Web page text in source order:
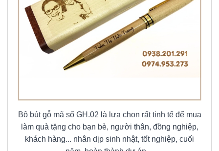
Bộ bút gỗ mã số GH.02 là lựa chọn rất tinh tế để mua
làm quà tặng cho bạn bè, người thân, đồng nghiệp,
khách hàng... nhân dịp sinh nhật, tốt nghiệp, cuối